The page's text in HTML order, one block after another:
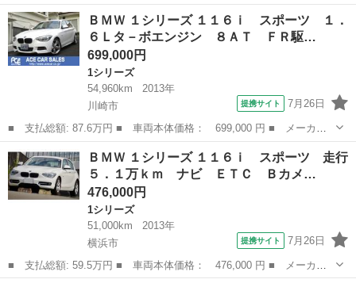
名： ＢＭＷ ■ 車種名： １シリーズ ■ グレード名： １１６ｉ
■ 排気量： 1600cc ■ ドア枚数： 5D ■ ミッション： MT...
神奈川 座間市
ＢＭＷ １シリーズ １１６ｉ スポーツ １．
６Ｌタ－ボエンジン ８ＡＴ ＦＲ駆…
699,000円
1シリーズ
54,960km
2013年
川崎市
提携サイト 7月26日
■ 支払総額: 87.6万円 ■ 車両本体価格： 699,000 円 ■ メーカー
名： ＢＭＷ ■ 車種名： １シリーズ ■ グレード名： １１６
ｉ スポーツ １．６Ｌタ－ボエンジン ８ＡＴ ＦＲ駆動 アルピ
ンホワイト Ｍ...
神奈川 川崎市
ＢＭＷ １シリーズ １１６ｉ スポーツ 走行
５．１万ｋｍ ナビ ＥＴＣ Ｂカメ…
476,000円
1シリーズ
51,000km
2013年
横浜市
提携サイト 7月26日
■ 支払総額: 59.5万円 ■ 車両本体価格： 476,000 円 ■ メーカー